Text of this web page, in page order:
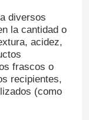
diversos
la cantidad o
acidez,
frascos o
recipientes,
(como